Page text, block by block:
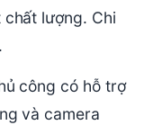
chất lượng. Chi
công có hỗ trợ
và camera